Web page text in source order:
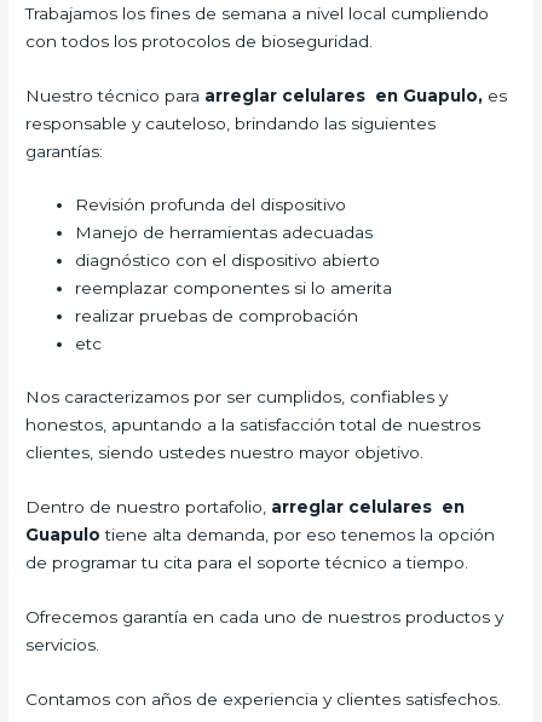
Trabajamos los fines de semana a nivel local cumpliendo
con todos los protocolos de bioseguridad.
Nuestro técnico para arreglar celulares en Guapulo, es
responsable y cauteloso, brindando las siguientes
garantías:
Revisión profunda del dispositivo
Manejo de herramientas adecuadas
diagnóstico con el dispositivo abierto
reemplazar componentes si lo amerita
realizar pruebas de comprobación
etc
Nos caracterizamos por ser cumplidos, confiables y
honestos, apuntando a la satisfacción total de nuestros
clientes, siendo ustedes nuestro mayor objetivo.
Dentro de nuestro portafolio, arreglar celulares en
Guapulo tiene alta demanda, por eso tenemos la opción
de programar tu cita para el soporte técnico a tiempo.
Ofrecemos garantía en cada uno de nuestros productos y
servicios.
Contamos con años de experiencia y clientes satisfechos.